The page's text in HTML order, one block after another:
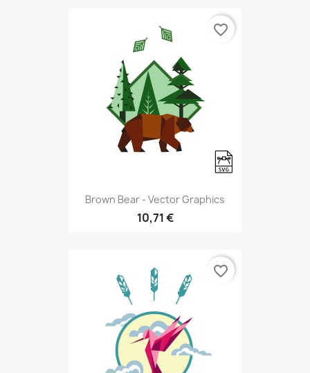
Brown Bear - Vector Graphics
10,71 €
favorite_border
favorite_border